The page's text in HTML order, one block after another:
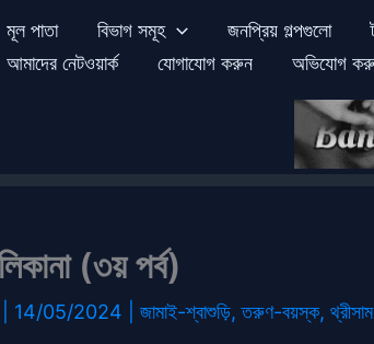
মূল পাতা বিভাগ সমূহ জনপ্রিয় গল্পগুলো
আমাদের নেটওয়ার্ক
যোগাযোগ করুন অভিযোগ
(৩য় পর্ব)
14/05/2024 জামাই-শ্বাশুড়ি,তরুণ-বয়স্ক, থ্রীসাম